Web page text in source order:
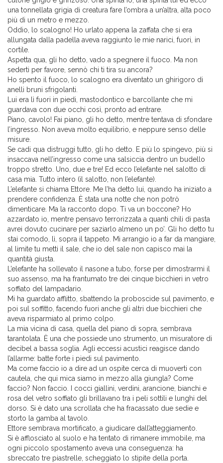
una tonnellata grigia di creatura fare l’ombra a un’altra, alta poco
più di un metro e mezzo.
Oddio, lo scalogno! Ho urlato appena la zaffata che si era
allungata dalla padella aveva raggiunto le mie narici, fuori, in
cortile.
Aspetta qua, gli ho detto, vado a spegnere il fuoco. Ma non
sederti per favore, sennò chi ti tira su ancora?
Ho spento il fuoco, lo scalogno era diventato un ghirigoro di
anelli bruni sfrigolanti.
Lui era lì fuori in piedi, mastodontico e barcollante che mi
guardava con due occhi così, pronto ad entrare.
Piano, cavolo! Fai piano, gli ho detto, mentre tentava di sfondare
l’ingresso. Non aveva molto equilibrio, e neppure senso delle
misure.
Se cadi qua distruggi tutto, gli ho detto. E più lo spingevo, più si
insaccava nell’ingresso come una salsiccia dentro un budello
troppo stretto. Uno, due e tre! Ed ecco l’elefante nel salotto di
casa mia. Tutto intero (il salotto, non l’elefante).
L’elefante si chiama Ettore. Me l’ha detto lui, quando ha iniziato a
prendere confidenza. È stata una notte che non potrò
dimenticare. Ma la racconto dopo. Ti va un boccone? Ho
azzardato io, mentre pensavo terrorizzata a quanti chili di pasta
avrei dovuto cucinare per saziarlo almeno un po’. Gli ho detto tu
stai comodo, lì, sopra il tappeto. Mi arrangio io a far da mangiare,
al limite tu metti il sale, che io del sale non capisco mai la
quantità giusta.
L’elefante ha sollevato il nasone a tubo, forse per dimostrarmi il
suo assenso, ma ha frantumato tre dei cinque bicchieri in vetro
soffiato del lampadario.
Mi ha guardato afflitto, sbattendo la proboscide sul pavimento, e
poi sul soffitto, facendo fuori anche gli altri due bicchieri che
aveva risparmiato al primo colpo.
La mia vicina di casa, quella del piano di sopra, sembrava
tarantolata. È una che possiede uno strumento, un misuratore di
decibel a bassa soglia. Agli eccessi acustici reagisce dando
l’allarme: batte forte i piedi sul pavimento.
Ma come faccio io a dire ad un ospite cerca di muoverti con
cautela, che qui mica siamo in mezzo alla giungla? Come
faccio? Non faccio. I cocci giallini, verdini, arancione, bianchi e
rosa del vetro soffiato gli brillavano tra i peli sottili e lunghi del
dorso. Si è dato una scrollata che ha fracassato due sedie e
storto la gamba al tavolo.
Ettore sembrava mortificato, a giudicare dall’atteggiamento.
Si è afflosciato al suolo e ha tentato di rimanere immobile, ma
ogni piccolo spostamento aveva una conseguenza: ha
sbreccato tre piastrelle, scheggiato lo stipite della porta.